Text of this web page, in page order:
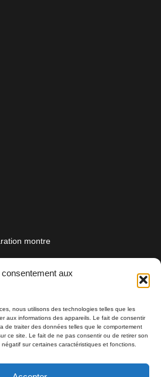
aux
nous utilisons des technologies telles que les
aux informations des appareils. Le fait de consentir
de traiter des données telles que le comportement
ce site. Le fait de ne pas consentir ou de retirer son
sur certaines caractéristiques et fonctions.
montre
rue Masséna 06000 NICE